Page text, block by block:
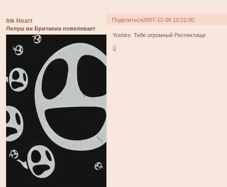
Поделиться2007-12-06 10:21:00
Ink Heart
Лелуш ви Британиа повелевает
Yoshiro Тебе огромный Респектище
0